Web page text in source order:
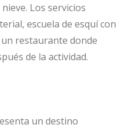
Los servicios
escuela de esquí con
restaurante donde
de la actividad.
un destino